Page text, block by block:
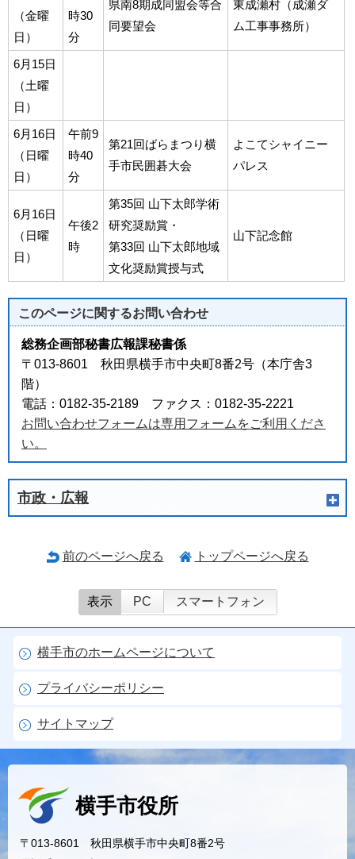
（金曜
日）
時30
分
県南8期成同盟会等合
同要望会
東成瀬村（成瀬ダ
ム工事事務所）
6月15日
（土曜
日）
6月16日
（日曜
日）
午前9
時40
分
第21回ばらまつり横
手市民囲碁大会
よこてシャイニー
パレス
6月16日
（日曜
日）
午後2
時
第35回 山下太郎学術
研究奨励賞・
第33回 山下太郎地域
文化奨励賞授与式
山下記念館
このページに関するお問い合わせ
総務企画部秘書広報課秘書係
〒013-8601 秋田県横手市中央町8番2号（本庁舎3
階）
電話：0182-35-2189 ファクス：0182-35-2221
お問い合わせフォームは専用フォームをご利用くださ
い。
市政・広報
前のページへ戻る トップページへ戻る
表示 PC スマートフォン
横手市のホームページについて
プライバシーポリシー
サイトマップ
横手市役所
〒013-8601 秋田県横手市中央町8番2号